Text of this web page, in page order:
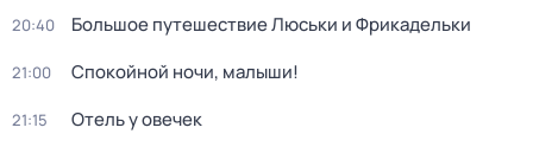
20:40 Большое путешествие Люськи и Фрикадельки
21:00 Спокойной ночи, малыши!
21:15 Отель у овечек